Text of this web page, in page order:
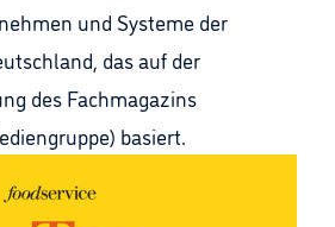
und Systeme der
das auf der
des Fachmagazins
basiert.